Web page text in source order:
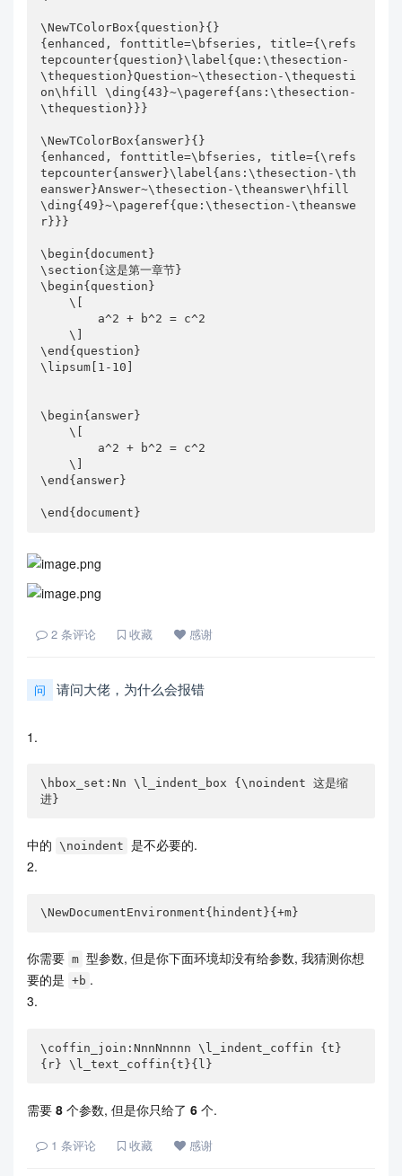
\NewTColorBox{question}{}
{enhanced, fonttitle=\bfseries, title={\refs
tepcounter{question}\label{que:\thesection-
\thequestion}Question~\thesection-\thequesti
on\hfill \ding{43}~\pageref{ans:\thesection-
\thequestion}}}
\NewTColorBox{answer}{}
{enhanced, fonttitle=\bfseries, title={\refs
tepcounter{answer}\label{ans:\thesection-\th
eanswer}Answer~\thesection-\theanswer\hfill
\ding{49}~\pageref{que:\thesection-\theanswe
r}}}
\begin{document}
\section{这是第一章节}
\begin{question}
    \[
    \]
\end{question}
\lipsum[1-10]
\begin{answer}
    \[
    \]
\end{answer}
\end{document}
2 条评论 收藏 感谢
问 请问大佬，为什么会报错
1.
\hbox_set:Nn \l_indent_box {\noindent 这是缩
进}
中的 \noindent 是不必要的.
2.
\NewDocumentEnvironment{hindent}{+m}
你需要 m 型参数, 但是你下面环境却没有给参数, 我猜测你想
要的是 +b .
3.
\coffin_join:NnnNnnnn \l_indent_coffin {t}
{r} \l_text_coffin{t}{l}
需要 8 个参数, 但是你只给了 6 个.
1 条评论 收藏 感谢